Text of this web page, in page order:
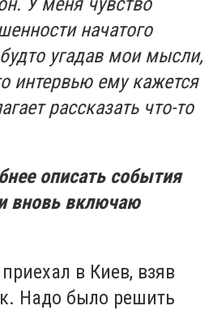
начатого
угадав мои мысли,
интервью ему кажется
рассказать что-то
описать события
вновь включаю
в Киев, взяв
Надо было решить